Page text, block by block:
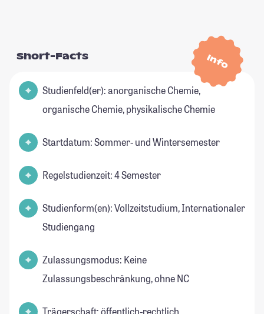
Info
Short-Facts
Studienfeld(er): anorganische Chemie,
organische Chemie, physikalische Chemie
Startdatum: Sommer- und Wintersemester
Regelstudienzeit: 4 Semester
Studienform(en): Vollzeitstudium, Internationaler
Studiengang
Zulassungsmodus: Keine
Zulassungsbeschränkung, ohne NC